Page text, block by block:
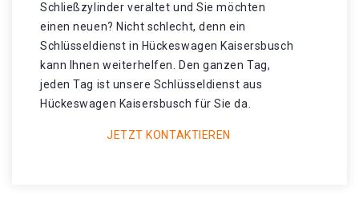
Schließzylinder veraltet und Sie möchten
einen neuen? Nicht schlecht, denn ein
Schlüsseldienst in Hückeswagen Kaisersbusch
kann Ihnen weiterhelfen. Den ganzen Tag,
jeden Tag ist unsere Schlüsseldienst aus
Hückeswagen Kaisersbusch für Sie da.
JETZT KONTAKTIEREN